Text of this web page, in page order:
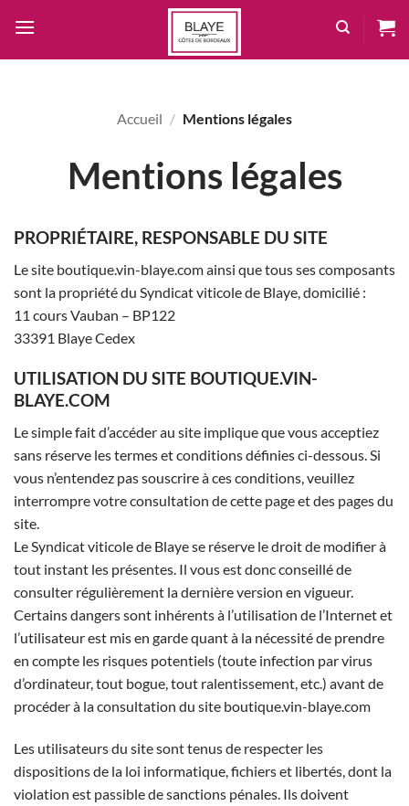
contenu
Accueil / Mentions légales
Mentions légales
PROPRIÉTAIRE, RESPONSABLE DU SITE
Le site boutique.vin-blaye.com ainsi que tous ses composants
sont la propriété du Syndicat viticole de Blaye, domicilié :
11 cours Vauban – BP122
33391 Blaye Cedex
UTILISATION DU SITE BOUTIQUE.VIN-
BLAYE.COM
Le simple fait d’accéder au site implique que vous acceptiez
sans réserve les termes et conditions définies ci-dessous. Si
vous n’entendez pas souscrire à ces conditions, veuillez
interrompre votre consultation de cette page et des pages du
site.
Le Syndicat viticole de Blaye se réserve le droit de modifier à
tout instant les présentes. Il vous est donc conseillé de
consulter régulièrement la dernière version en vigueur.
Certains dangers sont inhérents à l’utilisation de l’Internet et
l’utilisateur est mis en garde quant à la nécessité de prendre
en compte les risques potentiels (toute infection par virus
d’ordinateur, tout bogue, tout ralentissement, etc.) avant de
procéder à la consultation du site boutique.vin-blaye.com
Les utilisateurs du site sont tenus de respecter les
dispositions de la loi informatique, fichiers et libertés, dont la
violation est passible de sanctions pénales. Ils doivent